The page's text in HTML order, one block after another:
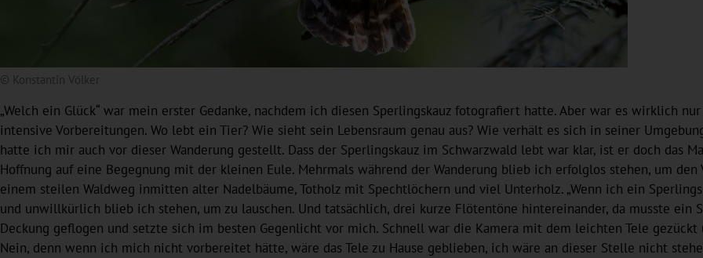
© Konstantin Völker
„Welch ein Glück“ war mein erster Gedanke, nachdem ich diesen Sperlingskauz fotografiert hatte. Aber war es wirklich
intensive Vorbereitungen. Wo lebt ein Tier? Wie sieht sein Lebensraum genau aus? Wie verhält es sich in seiner
hatte ich mir auch vor dieser Wanderung gestellt. Dass der Sperlingskauz im Schwarzwald lebt war klar, ist er doch das
Hoffnung auf eine Begegnung mit der kleinen Eule. Mehrmals während der Wanderung blieb ich erfolglos stehen, um
einem steilen Waldweg inmitten alter Nadelbäume, Totholz mit Spechtlöchern und viel Unterholz. „Wenn ich ein
und unwillkürlich blieb ich stehen, um zu lauschen. Und tatsächlich, drei kurze Flötentöne hintereinander, da musste ein
Deckung geflogen und setzte sich im besten Gegenlicht vor mich. Schnell war die Kamera mit dem leichten Tele gezückt
Nein, denn wenn ich mich nicht vorbereitet hätte, wäre das Tele zu Hause geblieben, ich wäre an dieser Stelle nicht